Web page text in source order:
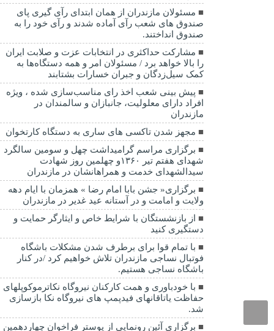
مسئولان مازندران از همان ابتدای رآی گیری پای
صندوق های شعب رآی آماده شدند و رآی خود را به
صندوق انداختند.
مشارکت حداکثری در انتخابات عزت و صلابت ایران
را بالا خواهد برد / مسئولان امر و همه دستگاه‌ها به
کمک سیل‌زدگان و جبران خسارات بشتابند
پیش بینی شعب اخذ رای مناسب‌سازی شده ، ویژه
افراد دارای معلولیت، جانبازان و سالمندان در
مازندران
مجهز شدن تاکسی های ساری به دستگاه کارتخوان
برگزاری مراسم گرامیداشت چهل و سومین سالگرد
شهدای هفتم تیر ۱۳۶۰و چهلمین روز شهادت
سیدالشهدای خدمت و همراهانشان در مازندران
برگزاری« جشن بابا امام رضا » همزمان با ایام دهه
ولایت و امامت و در آستانه عید غدیر در مازندران
از بازنشستگان با شرایط خاص و ایثارگر حمایت و
دستگیری کنید
با تمام قوا برای برطرف شدن مشکلات باشگاه
فوتبال نساجی مازندران تلاش خواهیم کرد /در کنار
باشگاه نساجی هستیم.
با خودباوری و همت کارکنان نیروگاه نکاترموکوپلهای
حفاظت یاتاقانهای فیدپمپ های نیروگاه نکا بازسازی
شد.
برگزاری آئین رونمایی از پوستر فراخوان چهاردهمین